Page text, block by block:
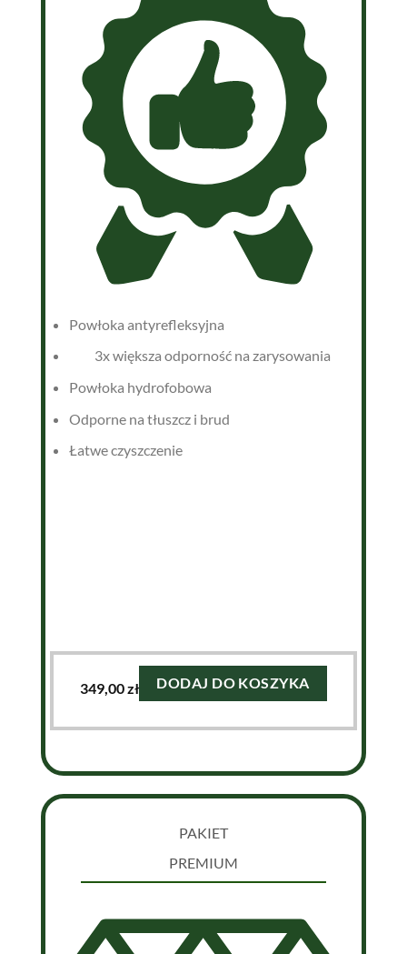
Powłoka antyrefleksyjna
3x większa odporność na zarysowania
Powłoka hydrofobowa
Odporne na tłuszcz i brud
Łatwe czyszczenie
349,00zł DODAJ DO KOSZYKA
PAKIET
PREMIUM